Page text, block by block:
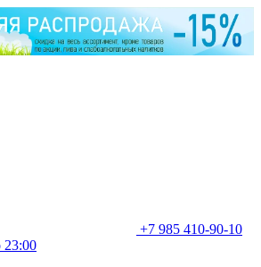
+7 985 410-90-10
23:00